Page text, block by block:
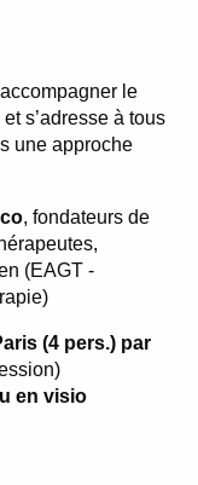
le
s’adresse à tous
une approche
, fondateurs de
(EAGT -
(4 pers.) par
en visio